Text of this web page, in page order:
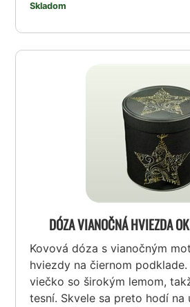
Skladom
DÓZA VIANOČNÁ HVIEZDA
Kovová dóza s vianočným
hviezdy na čiernom
viečko so širokým lemom,
tesní. Skvele sa preto hodí na